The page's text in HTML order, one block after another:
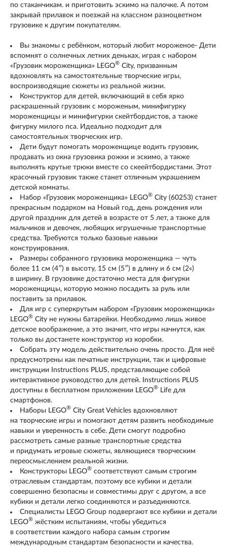
по стаканчикам. и приготовить эскимо на палочке. А потом
закрывай прилавок и поезжай на классном разноцветном
грузовике к другим покупателям.
Вы знакомы с ребёнком, который любит мороженое- Дети
вспомнят о солнечных летних деньках, играя с набором
«Грузовик мороженщика» LEGO® City, призванным
вдохновлять на самостоятельные творческие игры,
воспроизводящие сюжеты из реальной жизни.
Конструктор для детей, включающий в себя ярко
раскрашенный грузовик с мороженым, минифигурку
мороженщицы и минифигурки скейтбордистов, а также
фигурку милого пса. Идеально подходит для
самостоятельных творческих игр.
Дети будут помогать мороженщице водить грузовик,
продавать из окна грузовика рожки и эскимо, а также
выполнять крутые трюки вместе со скеейтбордистами. Этот
красочный грузовик также станет отличным украшением
детской комнаты.
Набор «Грузовик мороженщика» LEGO® City (60253) станет
прекрасным подарком на Новый год, день рождения или
другой праздник для детей в возрасте от 5 лет, а также для
мальчиков и девочек, любящих игрушечные транспортные
средства. Требуются только базовые навыки
конструирования.
Размеры собранного грузовика мороженщика — чуть
более 11 см (4″) в высоту, 15 см (5″) в длину и 6 см (2«)
в ширину. В грузовике достаточно места для фигурки
мороженщицы, которую можно посадить за руль или
поставить за прилавок.
Для игр с суперкрутым набором «Грузовик мороженщика»
LEGO® City не нужны батарейки. Необходимо лишь живое
детское воображение, а это значит, что игры начнутся, как
только вы достанете конструктор из коробки.
Собрать эту модель действительно очень просто. Для неё
предусмотрены как печатные инструкции, так и цифровые
инструкции Instructions PLUS, представляющие собой
интерактивное руководство для детей. Instructions PLUS
доступны в бесплатном приложении LEGO®
Life для
смартфонов.
Наборы LEGO® City Great Vehicles вдохновляют
на творческие игры и помогают детям развить необходимые
навыки и уверенность в себе. Дети смогут подробно
рассмотреть самые разные транспортные средства
и придумать игровые сюжеты, являющиеся творческим
переосмыслением реальной жизни.
Конструкторы LEGO® соответствуют самым строгим
отраслевым стандартам, поэтому все кубики и детали
совершенно безопасны и совместимы друг с другом, а все
кубики и детали легко соединяются и разъединяются.
Специалисты LEGO Group подвергают все кубики и детали
LEGO® жёстким испытаниям, чтобы убедиться
в соответствии каждого набора самым строгим
международным стандартам безопасности и качества.